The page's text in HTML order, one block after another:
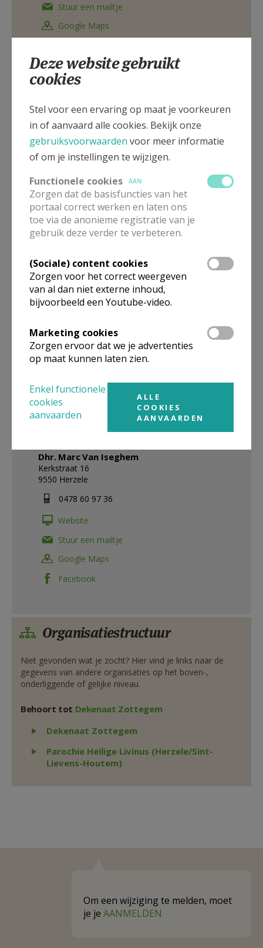
Stuur een mailtje
Google Maps
Permanent diaken
MarcVan Iseghem
Armstraat 26
9550 Sint-Lievens-Esse
32 478 609 736
Google Maps
Eric Vidts
Holestraat 2 bus 6
9552 Borsbeke
32 499 140 298
Stuur een mailtje
secretariaat
Dhr. MarcVan Iseghem
Kerkstraat 16
9550 Herzele
0478 60 97 36
Website
Stuur een mailtje
Google Maps
Facebook
Organisatiestructuur
Niet gevonden wat je zocht? Hier vind je links naar de
gegevens van andere organisaties op het boven-,
onderliggende of gelijke niveau.
Behoort tot Dekenaat Zottegem
Weergeven
Dekenaat Zottegem
Weergeven
Parochie Heilige Livinus (Herzele/Sint-
Lievens-Houtem)
Om een wijziging te melden, moet
je je AANMELDEN
Deze website gebruikt
cookies
Stel voor een ervaring op maat je voorkeuren
in of aanvaard alle cookies. Bekijk onze
gebruiksvoorwaarden voor meer informatie
of om je instellingen te wijzigen.
Functionele cookies
AAN
Zorgen dat de basisfuncties van het
portaal correct werken en laten ons
toe via de anonieme registratie van je
gebruik deze verder te verbeteren.
(Sociale) content cookies
Zorgen voor het correct weergeven
van al dan niet externe inhoud,
bijvoorbeeld een Youtube-video.
Marketing cookies
Zorgen ervoor dat we je advertenties
op maat kunnen laten zien.
Enkel functionele
cookies
aanvaarden
ALLE
COOKIES
AANVAARDEN